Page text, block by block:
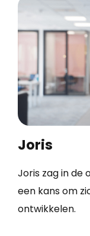
Joris
Joris zag in de
een kans om
ontwikkelen.